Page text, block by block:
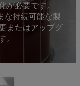
が必要です。
な持続可能な製
またはアップグ
。